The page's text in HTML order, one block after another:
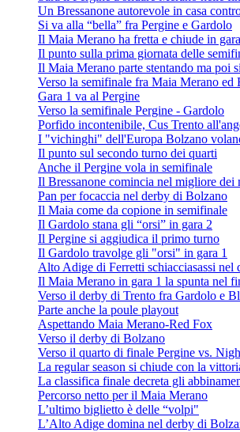
Un Bressanone autorevole in casa
Si va alla “bella” fra Pergine e Gardolo
Il Maia Merano ha fretta e chiude in
Il punto sulla prima giornata delle
Il Maia Merano parte stentando ma poi
Verso la semifinale fra Maia Merano ed
Gara 1 va al Pergine
Verso la semifinale Pergine - Gardolo
Porfido incontenibile, Cus Trento
I "vichinghi" dell'Europa Bolzano
Il punto sul secondo turno dei quarti
Anche il Pergine vola in semifinale
Il Bressanone comincia nel migliore dei
Pan per focaccia nel derby di Bolzano
Il Maia come da copione in semifinale
Il Gardolo stana gli “orsi” in gara 2
Il Pergine si aggiudica il primo turno
Il Gardolo travolge gli "orsi" in gara 1
Alto Adige di Ferretti schiacciasassi nel
Il Maia Merano in gara 1 la spunta nel
Verso il derby di Trento fra Gardolo e
Parte anche la poule playout
Aspettando Maia Merano-Red Fox
Verso il derby di Bolzano
Verso il quarto di finale Pergine vs.
La regular season si chiude con la
La classifica finale decreta gli
Percorso netto per il Maia Merano
L’ultimo biglietto è delle “volpi"
L’Alto Adige domina nel derby di